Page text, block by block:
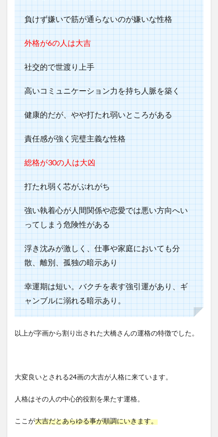
負けず嫌いで筋が通らないのが嫌いな性格
外格が6の人は大吉
社交的で世渡り上手
高いコミュニケーション力を持ち人脈を築く
健康的だが、やや打たれ弱いところがある
責任感が強く完璧主義な性格
総格が30の人は大凶
打たれ弱く芯がぶれがち
強い執着心が人間関係や恋愛では悪い方向へい
ってしまう危険性がある
浮き沈みが激しく、仕事や家庭においても分
散、離別、孤独の暗示あり
幸運期は短い。バクチを表す強引運があり、ギ
ャンブルに溺れる暗示あり。
以上が字画から割り出された大橋さんの運格の特徴でした。
大変良いとされる24画の大吉が人格に来ています。
人格はその人の中心的役割を果たす運格。
ここが大吉だとあらゆる事が順調にいきます。